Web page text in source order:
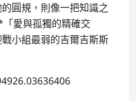
圓規，則像一把知識之
愛與孤獨的精確交
小組最弱的吉爾吉斯斯